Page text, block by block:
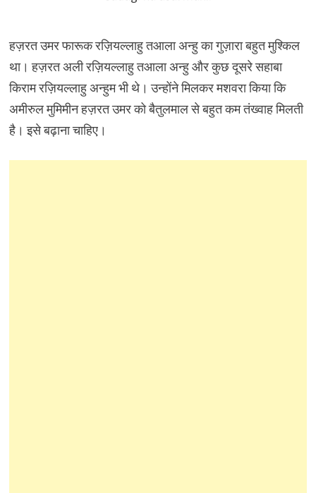
हज़रत उमर फारूक रज़ियल्लाहु तआला अन्हु का गुज़ारा बहुत मुश्किल
था। हज़रत अली रज़ियल्लाहु तआला अन्हु और कुछ दूसरे सहाबा
किराम रज़ियल्लाहु अन्हुम भी थे। उन्होंने मिलकर मशवरा किया कि
अमीरुल मुमिमीन हज़रत उमर को बैतुलमाल से बहुत कम तंख्वाह मिलती
है। इसे बढ़ाना चाहिए।